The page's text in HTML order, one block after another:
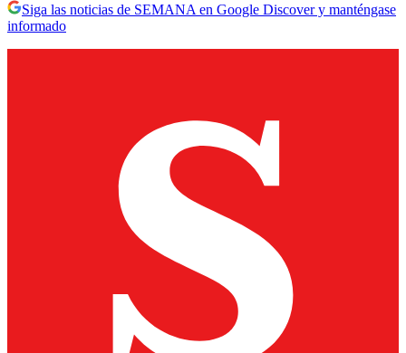
Siga las noticias de SEMANA en Google Discover y manténgase
informado